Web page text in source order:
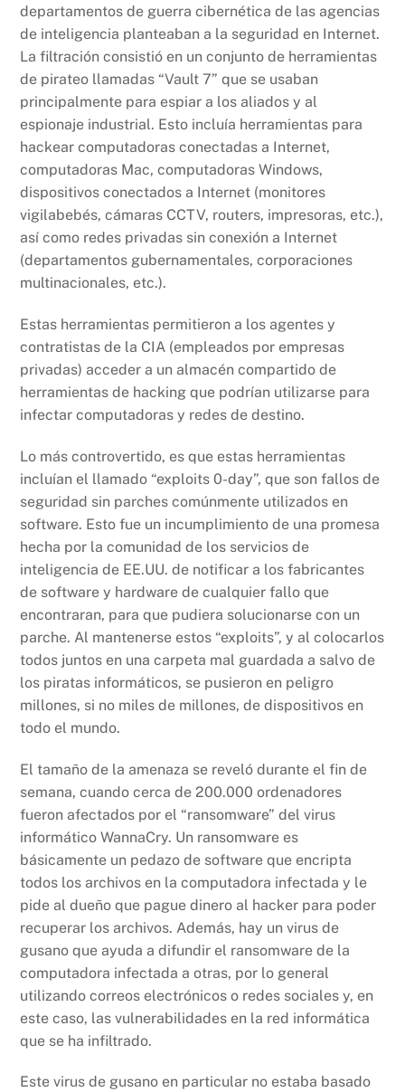
departamentos de guerra cibernética de las agencias
de inteligencia planteaban a la seguridad en Internet.
La filtración consistió en un conjunto de herramientas
de pirateo llamadas “Vault 7” que se usaban
principalmente para espiar a los aliados y al
espionaje industrial. Esto incluía herramientas para
hackear computadoras conectadas a Internet,
computadoras Mac, computadoras Windows,
dispositivos conectados a Internet (monitores
vigilabebés, cámaras CCTV, routers, impresoras, etc.),
así como redes privadas sin conexión a Internet
(departamentos gubernamentales, corporaciones
multinacionales, etc.).
Estas herramientas permitieron a los agentes y
contratistas de la CIA (empleados por empresas
privadas) acceder a un almacén compartido de
herramientas de hacking que podrían utilizarse para
infectar computadoras y redes de destino.
Lo más controvertido, es que estas herramientas
incluían el llamado “exploits 0-day”, que son fallos de
seguridad sin parches comúnmente utilizados en
software. Esto fue un incumplimiento de una promesa
hecha por la comunidad de los servicios de
inteligencia de EE.UU. de notificar a los fabricantes
de software y hardware de cualquier fallo que
encontraran, para que pudiera solucionarse con un
parche. Al mantenerse estos “exploits”, y al colocarlos
todos juntos en una carpeta mal guardada a salvo de
los piratas informáticos, se pusieron en peligro
millones, si no miles de millones, de dispositivos en
todo el mundo.
El tamaño de la amenaza se reveló durante el fin de
semana, cuando cerca de 200.000 ordenadores
fueron afectados por el “ransomware” del virus
informático WannaCry. Un ransomware es
básicamente un pedazo de software que encripta
todos los archivos en la computadora infectada y le
pide al dueño que pague dinero al hacker para poder
recuperar los archivos. Además, hay un virus de
gusano que ayuda a difundir el ransomware de la
computadora infectada a otras, por lo general
utilizando correos electrónicos o redes sociales y, en
este caso, las vulnerabilidades en la red informática
que se ha infiltrado.
Este virus de gusano en particular no estaba basado